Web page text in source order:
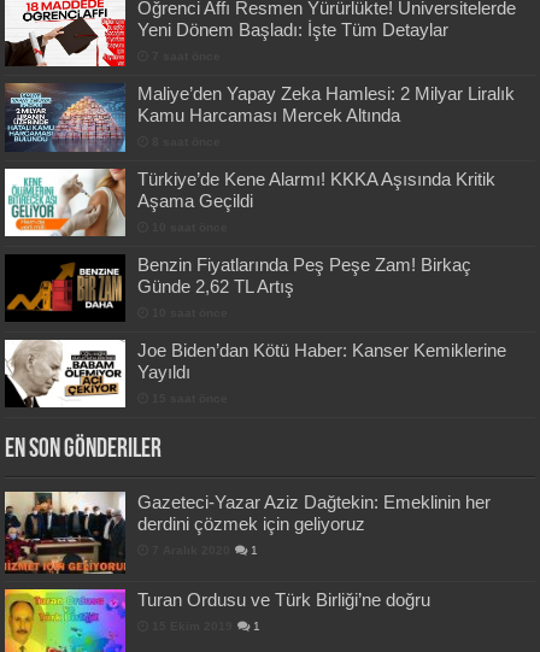
Öğrenci Affı Resmen Yürürlükte! Üniversitelerde
Yeni Dönem Başladı: İşte Tüm Detaylar
Maliye’den Yapay Zeka Hamlesi: 2 Milyar Liralık
Kamu Harcaması Mercek Altında
Türkiye’de Kene Alarmı! KKKA Aşısında Kritik
Aşama Geçildi
Benzin Fiyatlarında Peş Peşe Zam! Birkaç
Günde 2,62 TL Artış
Joe Biden’dan Kötü Haber: Kanser Kemiklerine
Yayıldı
En Son Gönderiler
Gazeteci-Yazar Aziz Dağtekin: Emeklinin her
derdini çözmek için geliyoruz
1
Turan Ordusu ve Türk Birliği’ne doğru
1